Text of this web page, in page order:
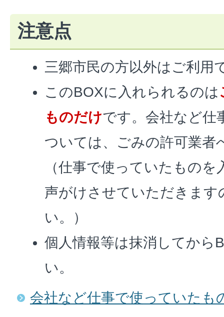
注意点
三郷市民の方以外はご利用
このBOXに入れられるのは
ものだけです。会社など仕
ついては、ごみの許可業者
（仕事で使っていたもの
声がけさせていただきます
い。）
個人情報等は抹消してから
い。
会社など仕事で使っていたも